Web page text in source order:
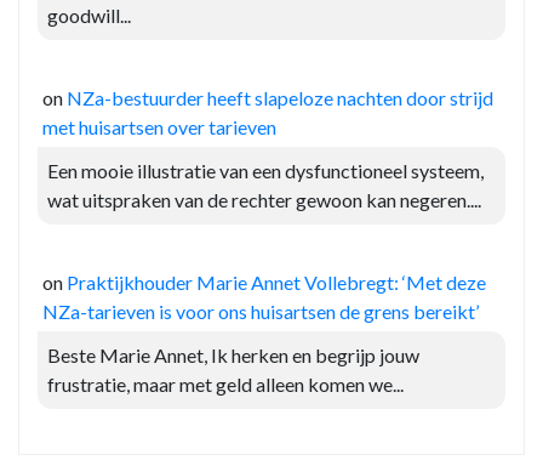
goodwill...
on NZa-bestuurder heeft slapeloze nachten door strijd
met huisartsen over tarieven
Een mooie illustratie van een dysfunctioneel systeem,
wat uitspraken van de rechter gewoon kan negeren....
on Praktijkhouder Marie Annet Vollebregt: ‘Met deze
NZa-tarieven is voor ons huisartsen de grens bereikt’
Beste Marie Annet, Ik herken en begrijp jouw
frustratie, maar met geld alleen komen we...